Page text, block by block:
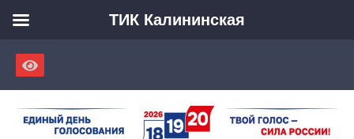
content
ТИК Калининская